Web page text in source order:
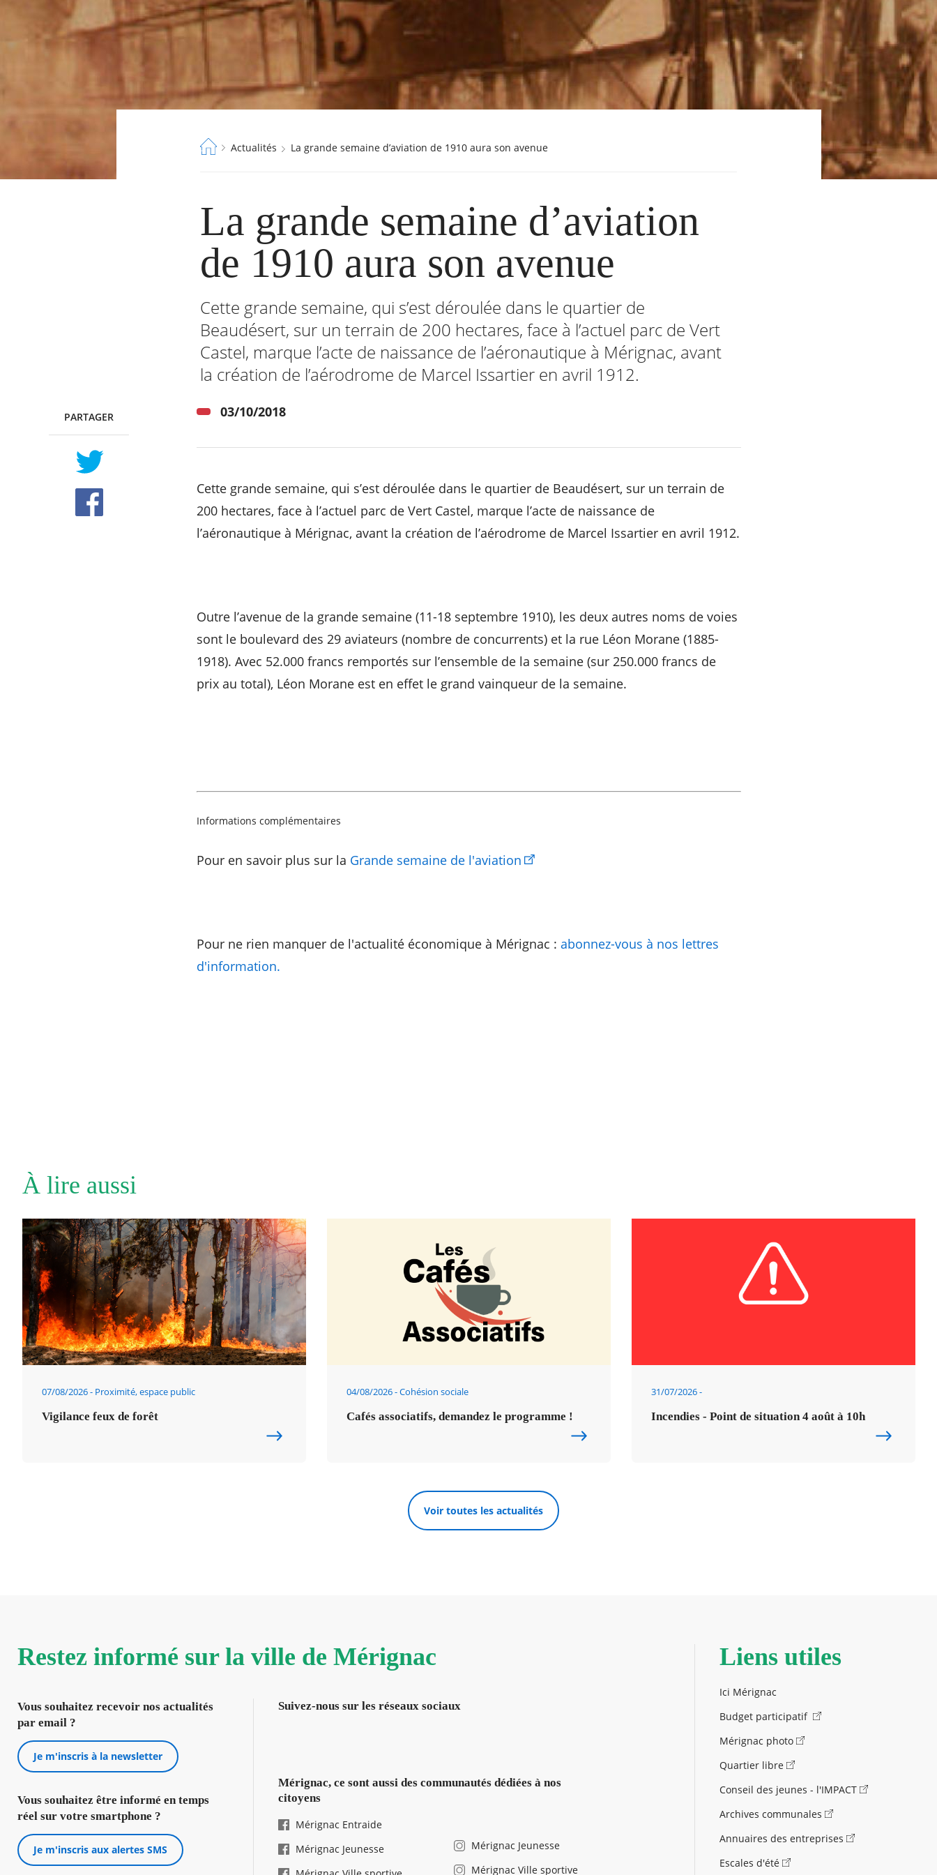
Fil
Actualités La grande semaine d’aviation de 1910 aura son avenue
La grande semaine d’aviation
de 1910 aura son avenue
Cette grande semaine, qui s’est déroulée dans le quartier de
Beaudésert, sur un terrain de 200 hectares, face à l’actuel parc de Vert
Castel, marque l’acte de naissance de l’aéronautique à Mérignac, avant
la création de l’aérodrome de Marcel Issartier en avril 1912.
PARTAGER
TWITTER
FACEBOOK
03/10/2018
Cette grande semaine, qui s’est déroulée dans le quartier de Beaudésert, sur un terrain de
200 hectares, face à l’actuel parc de Vert Castel, marque l’acte de naissance de
l’aéronautique à Mérignac, avant la création de l’aérodrome de Marcel Issartier en avril 1912.
Outre l’avenue de la grande semaine (11-18 septembre 1910), les deux autres noms de voies
sont le boulevard des 29 aviateurs (nombre de concurrents) et la rue Léon Morane (1885-
1918). Avec 52.000 francs remportés sur l’ensemble de la semaine (sur 250.000 francs de
prix au total), Léon Morane est en effet le grand vainqueur de la semaine.
Informations complémentaires
Pour en savoir plus sur la Grande semaine de l'aviation
Pour ne rien manquer de l'actualité économique à Mérignac : abonnez-vous à nos lettres
d'information.
À lire aussi
07/08/2026 Proximité, espace public
Vigilance feux de forêt
04/08/2026 Cohésion sociale
Cafés associatifs, demandez le programme !
31/07/2026
Incendies - Point de situation 4 août à 10h
Voir toutes les actualités
Restez informé sur la ville de Mérignac
Vous souhaitez recevoir nos actualités
par email ?
Je m'inscris à la newsletter
Vous souhaitez être informé en temps
réel sur votre smartphone ?
Je m'inscris aux alertes SMS
Suivez-nous sur les réseaux sociaux
Mérignac, ce sont aussi des communautés dédiées à nos
citoyens
Mérignac Entraide
Mérignac Jeunesse
Mérignac Jeunesse
Mérignac Ville sportive
Liens utiles
Ici Mérignac
Budget participatif
Mérignac photo
Quartier libre
Conseil des jeunes - l'IMPACT
Archives communales
Annuaires des entreprises
Escales d'été